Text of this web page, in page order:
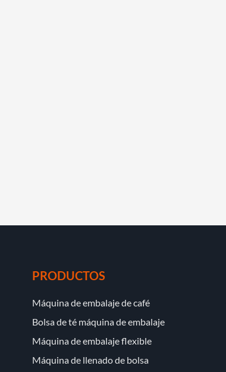
PRODUCTOS
Máquina de embalaje de café
Bolsa de té máquina de embalaje
Máquina de embalaje flexible
Máquina de llenado de bolsa